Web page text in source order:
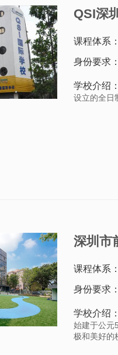
QSI深
课程体系：
身份要求：
学校介绍：
设立的全日
深圳市
课程体系：
身份要求：
学校介绍：
始建于公元
极和美好的